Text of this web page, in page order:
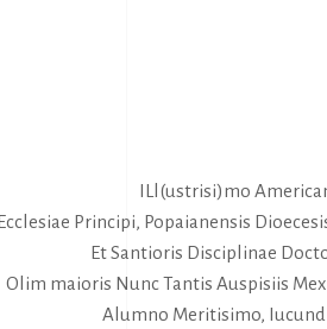
ILl(ustrisi)mo
Principi, Popaianensis
Et Santioris Disciplinae
Olim maioris Nunc Tantis Auspisiis
Alumno Meritisimo,